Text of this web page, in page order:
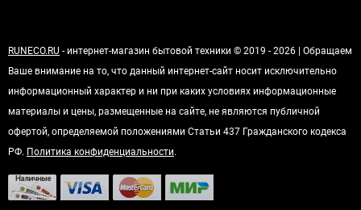
RUNECO.RU - интернет-магазин бытовой техники © 2019 - 2026 | Обращаем
Ваше внимание на то, что данный интернет-сайт носит исключительно
информационный характер и ни при каких условиях информационные
материалы и цены, размещенные на сайте, не являются публичной
офертой, определяемой положениями Статьи 437 Гражданского кодекса
РФ. Политика конфиденциальности.